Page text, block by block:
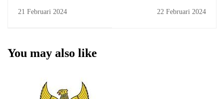
dan Sosialisasi
Negara
21 Februari 2024
Akademik
22 Februari 2024
You may also like